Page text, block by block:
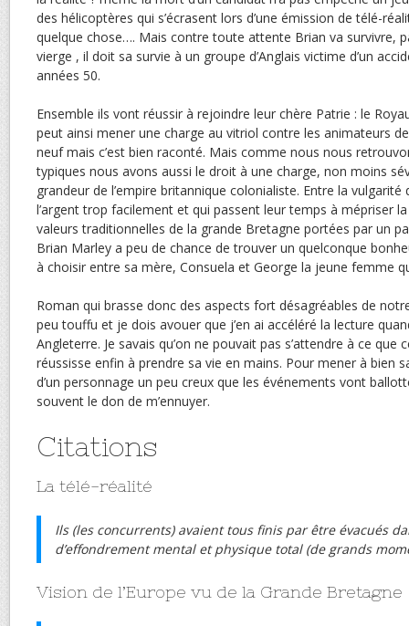
des hélicoptères qui s’écrasent lors d’une émission de télé-
quelque chose…. Mais contre toute attente Brian va survivre,
vierge , il doit sa survie à un groupe d’Anglais victime d’un
années 50.
Ensemble ils vont réussir à rejoindre leur chère Patrie : le
peut ainsi mener une charge au vitriol contre les animateurs
neuf mais c’est bien raconté. Mais comme nous nous
typiques nous avons aussi le droit à une charge, non moins
grandeur de l’empire britannique colonialiste. Entre la
l’argent trop facilement et qui passent leur temps à mépriser
valeurs traditionnelles de la grande Bretagne portées par un
Brian Marley a peu de chance de trouver un quelconque
à choisir entre sa mère, Consuela et George la jeune femme
Roman qui brasse donc des aspects fort désagréables de
peu touffu et je dois avouer que j’en ai accéléré la lecture
Angleterre. Je savais qu’on ne pouvait pas s’attendre à ce que
réussisse enfin à prendre sa vie en mains. Pour mener à bien
d’un personnage un peu creux que les événements vont
souvent le don de m’ennuyer.
Citations
La télé-réalité
Ils (les concurrents) avaient tous finis par être évacués
d’effondrement mental et physique total (de grands
Vision de l’Europe vu de la Grande Bretagne